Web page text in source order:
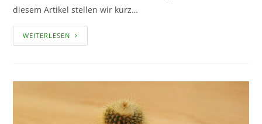
diesem Artikel stellen wir kurz…
WEITERLESEN DEN
WEIHNACHTSSTERN
CHNEIDEN